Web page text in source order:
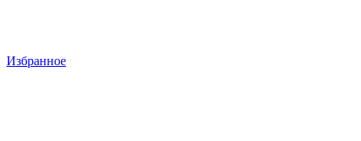
Избранное